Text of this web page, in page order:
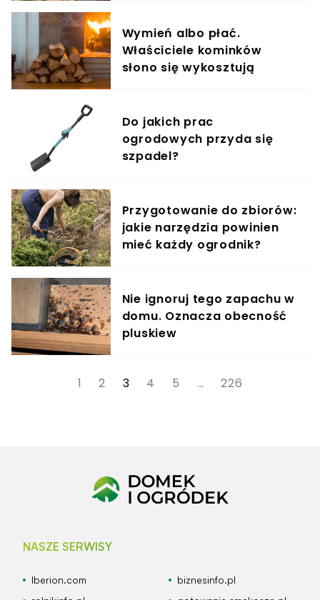
Wymień albo płać.
Właściciele kominków
słono się wykosztują
Do jakich prac
ogrodowych przyda się
szpadel?
Przygotowanie do zbiorów:
jakie narzędzia powinien
mieć każdy ogrodnik?
Nie ignoruj tego zapachu w
domu. Oznacza obecność
pluskiew
1 2 3 4 5 … 226
NASZE SERWISY
Iberion.com
biznesinfo.pl